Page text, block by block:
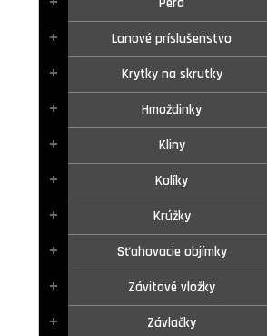
Lanové príslušenstvo
Krytky na skrutky
Hmoždinky
Kliny
Kolíky
Krúžky
Sťahovacie objímky
Závitové vložky
Závlačky